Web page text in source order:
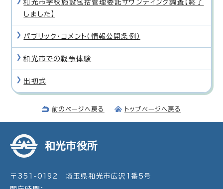
和光市学校施設包括管理委託サウンディング調査【終了
しました】
パブリック・コメント（情報公開条例）
和光市での戦争体験
出初式
前のページへ戻る トップページへ戻る
和光市役所
〒351-0192 埼玉県和光市広沢1番5号